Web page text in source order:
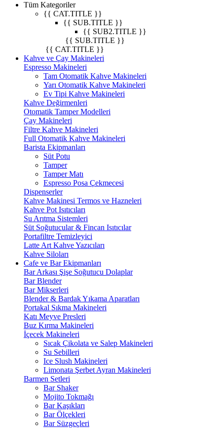
Tüm Kategoriler
{{ CAT.TITLE }}
{{ SUB.TITLE }}
{{ SUB2.TITLE }}
{{ SUB.TITLE }}
{{ CAT.TITLE }}
Kahve ve Çay Makineleri
Espresso Makineleri
Tam Otomatik Kahve Makineleri
Yarı Otomatik Kahve Makineleri
Ev Tipi Kahve Makineleri
Kahve Değirmenleri
Otomatik Tamper Modelleri
Çay Makineleri
Filtre Kahve Makineleri
Full Otomatik Kahve Makineleri
Barista Ekipmanları
Süt Potu
Tamper
Tamper Matı
Espresso Posa Çekmecesi
Dispenserler
Kahve Makinesi Termos ve Hazneleri
Kahve Pot Isıtıcıları
Su Arıtma Sistemleri
Süt Soğutucular & Fincan Isıtıcılar
Portafiltre Temizleyici
Latte Art Kahve Yazıcıları
Kahve Siloları
Cafe ve Bar Ekipmanları
Bar Arkası Şişe Soğutucu Dolaplar
Bar Blender
Bar Mikserleri
Blender & Bardak Yıkama Aparatları
Portakal Sıkma Makineleri
Katı Meyve Presleri
Buz Kırma Makineleri
İçecek Makineleri
Sıcak Çikolata ve Salep Makineleri
Su Sebilleri
Ice Slush Makineleri
Limonata Şerbet Ayran Makineleri
Barmen Setleri
Bar Shaker
Mojito Tokmağı
Bar Kaşıkları
Bar Ölçekleri
Bar Süzgeçleri